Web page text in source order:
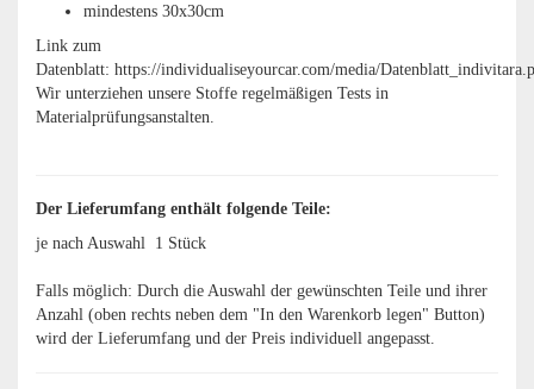
mindestens 30x30cm
Link zum
Datenblatt: https://individualiseyourcar.com/media/
Wir unterziehen unsere Stoffe regelmäßigen Tests in
Materialprüfungsanstalten.
Der Lieferumfang enthält folgende Teile:
je nach Auswahl 1 Stück
Falls möglich: Durch die Auswahl der gewünschten Teile und ihrer
Anzahl (oben rechts neben dem "In den Warenkorb legen" Button)
wird der Lieferumfang und der Preis individuell angepasst.